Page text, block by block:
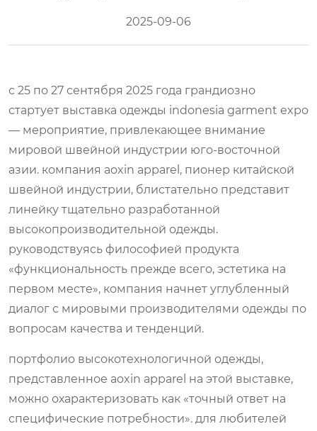
2025-09-06
с 25 по 27 сентября 2025 года грандиозно
стартует выставка одежды indonesia garment expo
— мероприятие, привлекающее внимание
мировой швейной индустрии юго-восточной
азии. компания aoxin apparel, пионер китайской
швейной индустрии, блистательно представит
линейку тщательно разработанной
высокопроизводительной одежды.
руководствуясь философией продукта
«функциональность прежде всего, эстетика на
первом месте», компания начнет углубленный
диалог с мировыми производителями одежды по
вопросам качества и тенденций.
портфолио высокотехнологичной одежды,
представленное aoxin apparel на этой выставке,
можно охарактеризовать как «точный ответ на
специфические потребности». для любителей